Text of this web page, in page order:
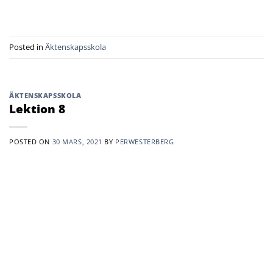
Posted in Äktenskapsskola
ÄKTENSKAPSSKOLA
Lektion 8
POSTED ON 30 MARS, 2021 BY PERWESTERBERG